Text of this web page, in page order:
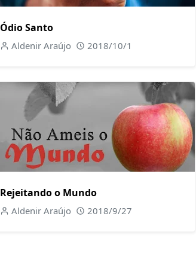
Ódio Santo
Aldenir Araújo 2018/10/1
Rejeitando o Mundo
Aldenir Araújo 2018/9/27